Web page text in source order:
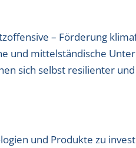
– Förderung
und mittelständische
sich selbst resilienter
und Produkte zu